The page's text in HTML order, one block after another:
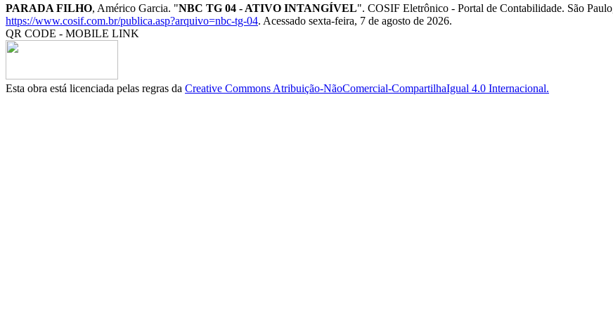
PARADA FILHO, Américo Garcia. "NBC TG 04 - ATIVO INTANGÍVEL". COSIF Eletrônico - Portal de Contabilidade. São
https://www.cosif.com.br/publica.asp?arquivo=nbc-tg-04. Acessado sexta-feira, 7 de agosto de 2026.
QR CODE - MOBILE LINK
Esta obra está licenciada pelas regras da Creative Commons Atribuição-NãoComercial-CompartilhaIgual 4.0 Internacional.